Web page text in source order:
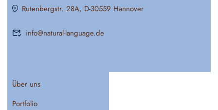
Rutenbergstr. 28A, D-30559 Hannover
info@natural-language.de
Über uns
Portfolio